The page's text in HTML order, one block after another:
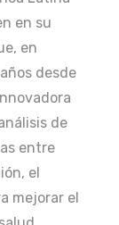
en su
en
desde
de
entre
el
mejorar el